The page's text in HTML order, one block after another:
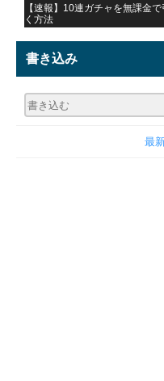
【速報】10連ガチャを無課金で
く方法
書き込み
最